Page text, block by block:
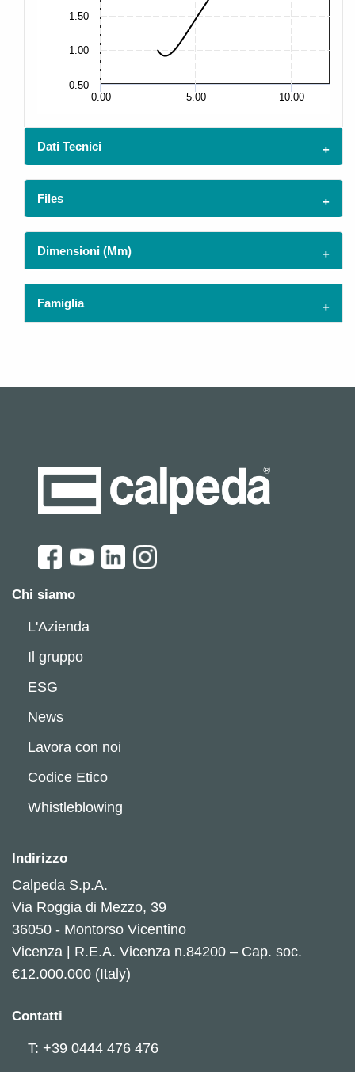
0.00 5.00 10.00
0.50
1.00
1.50
Dati Tecnici
Files
Dimensioni (mm)
Famiglia
Chi siamo
L'Azienda
Il gruppo
ESG
News
Lavora con noi
Codice Etico
Whistleblowing
Indirizzo
Calpeda S.p.A.
Via Roggia di Mezzo, 39
36050 - Montorso Vicentino
Vicenza | R.E.A. Vicenza n.84200 – Cap. soc.
€12.000.000 (Italy)
Contatti
T: +39 0444 476 476